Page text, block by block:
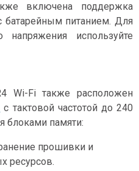
включена поддержка
батарейным питанием. Для
напряжения используйте
Wi-Fi также расположен
с тактовой частотой до 240
блоками памяти:
прошивки и
ресурсов.